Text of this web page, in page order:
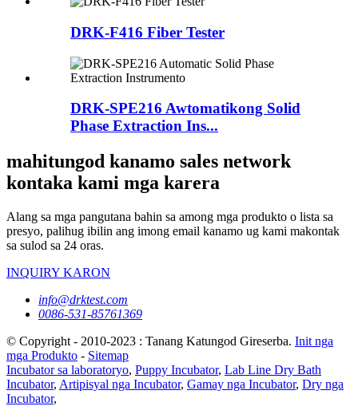
DRK-F416 Fiber Tester
DRK-SPE216 Awtomatikong Solid
Phase Extraction Ins...
mahitungod kanamo sales network
kontaka kami mga karera
Alang sa mga pangutana bahin sa among mga produkto o lista sa
presyo, palihug ibilin ang imong email kanamo ug kami makontak
sa sulod sa 24 oras.
INQUIRY KARON
info@drktest.com
0086-531-85761369
© Copyright - 2010-2023 : Tanang Katungod Gireserba. Init nga
mga Produkto - Sitemap
Incubator sa laboratoryo, Puppy Incubator, Lab Line Dry Bath
Incubator, Artipisyal nga Incubator, Gamay nga Incubator, Dry nga
Incubator,